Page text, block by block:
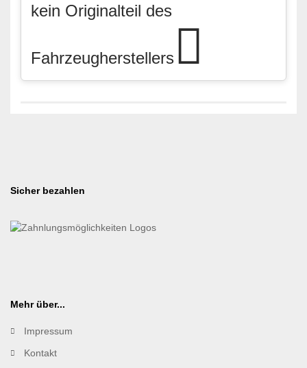
kein Originalteil des
Fahrzeugherstellers
Sicher bezahlen
Mehr über...
Impressum
Kontakt